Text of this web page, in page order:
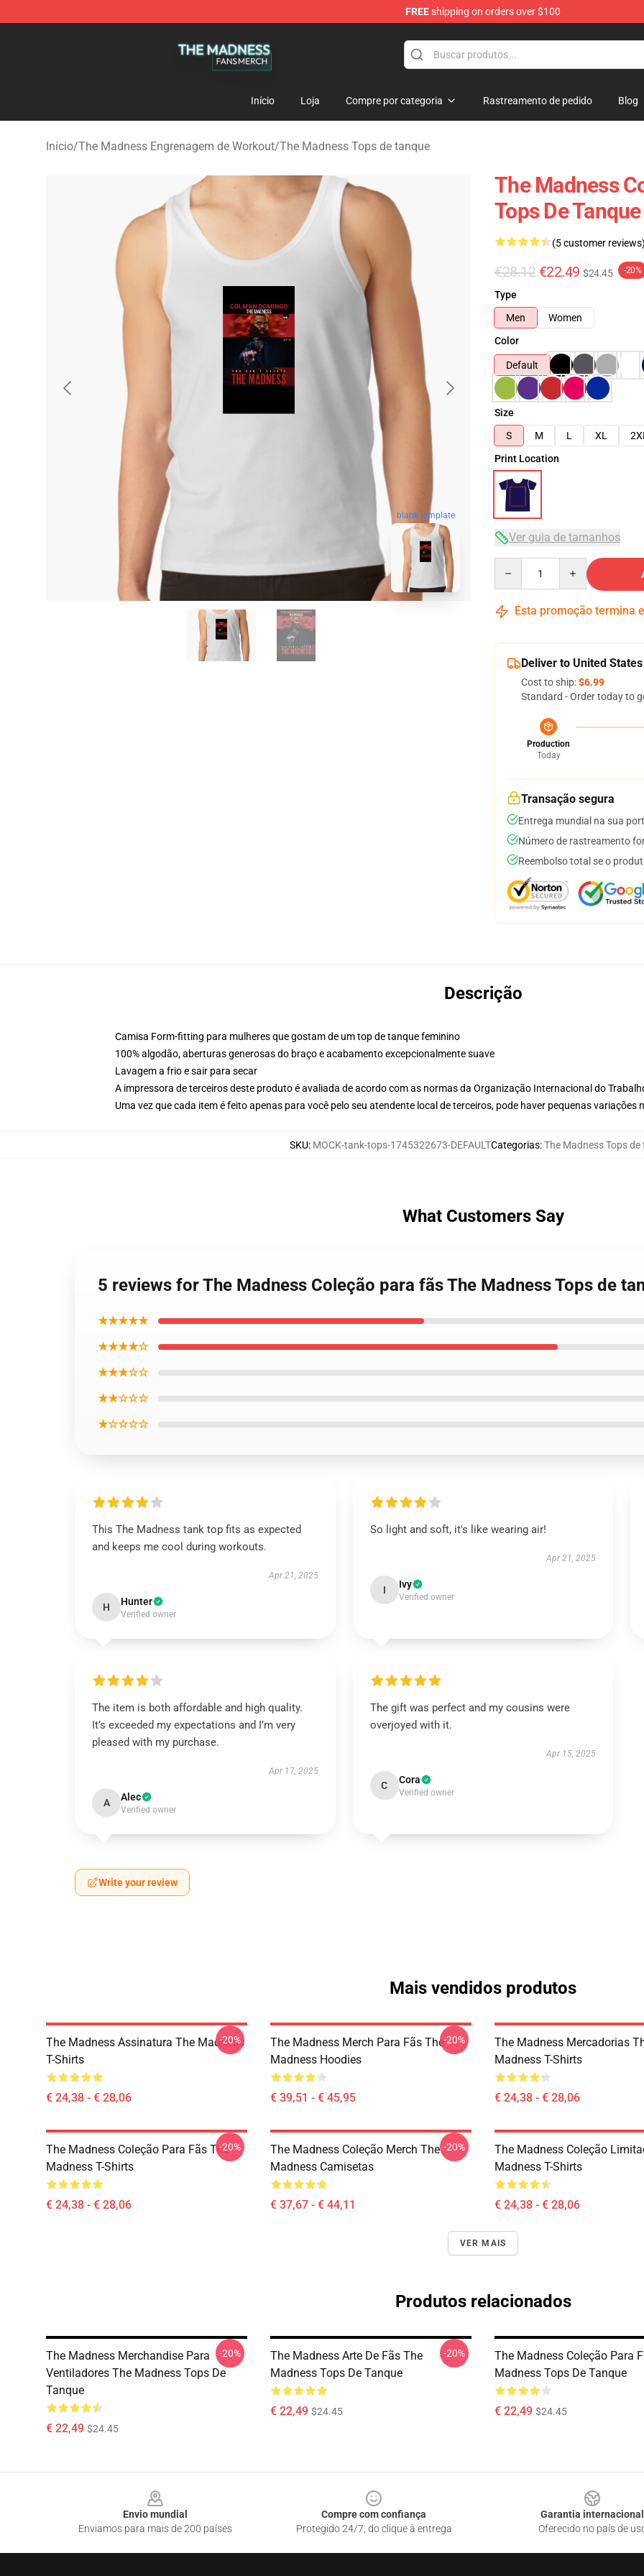
FREEshipping on orders over $100
Início Loja Compre por categoria Rastreamento de pedido Blog
Início/The Madness Engrenagem de Workout/The Madness Tops de tanque
blank template
The Madness
Tops De Tanque
(5 customer reviews)
€28.12 €22.49 $24.45 -20%
Type
Men
Women
Color
Default
Size
S
M L XL 2XL
Print Location
Ver guia de tamanhos
Esta promoção termina
Deliver to United States
Cost to ship:$6.99
Standard - Order today to
Production
Today
Transação segura
Entrega mundial na sua
Número de rastreamento
Reembolso total se o
Descrição
Camisa Form-fitting para mulheres que gostam de um top de tanque feminino
100% algodão, aberturas generosas do braço e acabamento excepcionalmente suave
Lavagem a frio e sair para secar
A impressora de terceiros deste produto é avaliada de acordo com as normas da Organização Internacional do
Uma vez que cada item é feito apenas para você pelo seu atendente local de terceiros, pode haver pequenas variações
SKU: MOCK-tank-tops-1745322673-DEFAULTCategorias:The Madness Tops de
What Customers Say
5 reviews for The Madness Coleção para fãs The Madness Tops de
★★★★★
★★★★☆
★★★☆☆
★★☆☆☆
★☆☆☆☆
This The Madness tank top fits as expected
and keeps me cool during workouts.
Apr 21, 2025
H Hunter
Verified owner
So light and soft, it's like wearing air!
Apr 21, 2025
I Ivy
Verified owner
The item is both affordable and high quality.
It’s exceeded my expectations and I’m very
pleased with my purchase.
Apr 17, 2025
A Alec
Verified owner
The gift was perfect and my cousins were
overjoyed with it.
Apr 15, 2025
C Cora
Verified owner
Write your review
Mais vendidos produtos
The Madness Assinatura The Madness
T-Shirts
€ 24,38 - € 28,06
-20%
The Madness Merch Para Fãs The
Madness Hoodies
€ 39,51 - € 45,95
-20%
The Madness Mercadorias
Madness T-Shirts
€ 24,38 - € 28,06
The Madness Coleção Para Fãs The
Madness T-Shirts
€ 24,38 - € 28,06
-20%
The Madness Coleção Merch The
Madness Camisetas
€ 37,67 - € 44,11
-20%
The Madness Coleção
Madness T-Shirts
€ 24,38 - € 28,06
VER MAIS
Produtos relacionados
The Madness Merchandise Para
Ventiladores The Madness Tops De
Tanque
€ 22,49 $24.45
-20%
The Madness Arte De Fãs The
Madness Tops De Tanque
€ 22,49 $24.45
-20%
The Madness Coleção Para
Madness Tops De Tanque
€ 22,49 $24.45
Envio mundial
Enviamos para mais de 200 países
Compre com confiança
Protegido 24/7, do clique à entrega
Garantia internacional
Oferecido no país de